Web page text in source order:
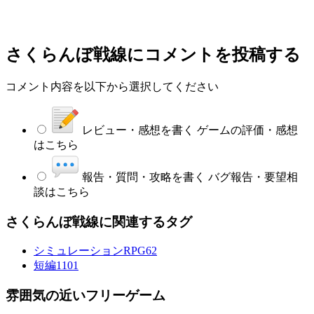
さくらんぼ戦線にコメントを投稿する
コメント内容を以下から選択してください
レビュー・感想を書く ゲームの評価・感想
はこちら
報告・質問・攻略を書く バグ報告・要望相
談はこちら
さくらんぼ戦線に関連するタグ
シミュレーションRPG62
短編1101
雰囲気の近いフリーゲーム